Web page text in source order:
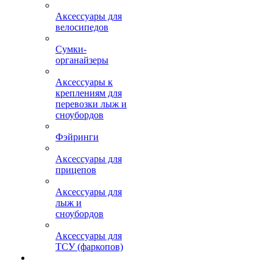
Аксессуары для
велосипедов
Сумки-
органайзеры
Аксессуары к
креплениям для
перевозки лыж и
сноубордов
Фэйринги
Аксессуары для
прицепов
Аксессуары для
лыж и
сноубордов
Аксессуары для
ТСУ (фаркопов)